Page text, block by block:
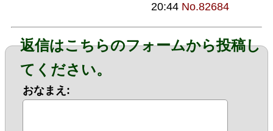
20:44 No.82684
返信はこちらのフォームから投稿し
てください。
おなまえ: